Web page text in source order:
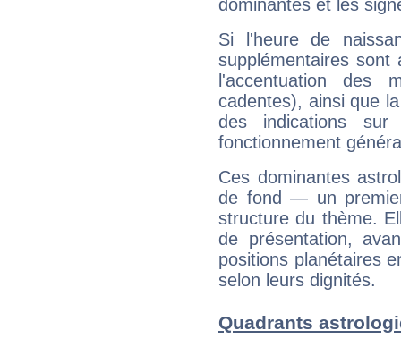
dominantes et les
Si l'heure de
supplémentaires sont
l'accentuation des
cadentes), ainsi que
des indications sur
fonctionnement
Ces dominantes
de fond — un
structure du thème.
de présentation,
positions planétaires
selon leurs dignités.
Quadrants